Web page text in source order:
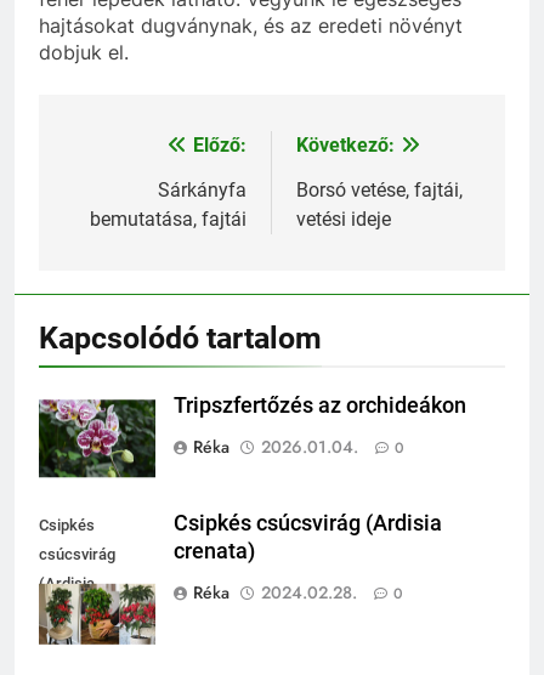
hajtásokat dugványnak, és az eredeti növényt
dobjuk el.
Bejegyzés
navigáció
Előző:
Sárkányfa
bemutatása, fajtái
Következő:
Borsó vetése, fajtái,
vetési ideje
Kapcsolódó tartalom
Tripszfertőzés az orchideákon
Réka
2026.01.04. 0
Csipkés
csúcsvirág
(Ardisia
crenata)
Csipkés csúcsvirág (Ardisia
crenata)
Réka
2024.02.28. 0